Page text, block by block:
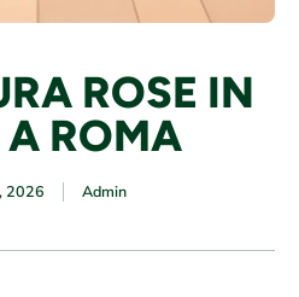
ROSE IN
ROMA
2026 Admin